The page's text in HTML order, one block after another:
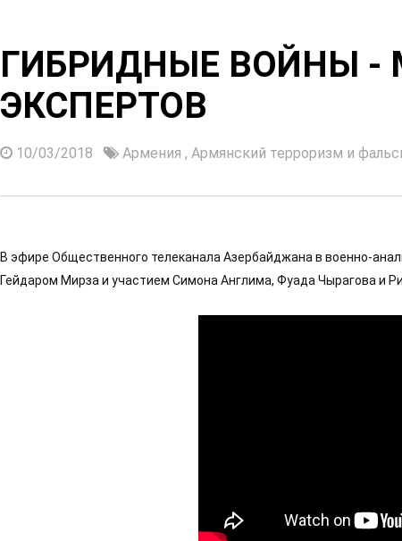
ГИБРИДНЫЕ ВОЙНЫ -
ЭКСПЕРТОВ
10/03/2018 Армения , Армянский терроризм и
В эфире Общественного телеканала Азербайджана в военно-
Гейдаром Мирза и участием Симона Англима, Фуада Чырагова и